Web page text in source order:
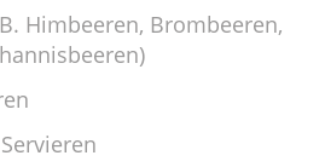
Himbeeren, Brombeeren,